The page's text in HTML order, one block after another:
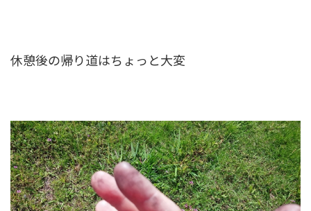
休憩後の帰り道はちょっと大変